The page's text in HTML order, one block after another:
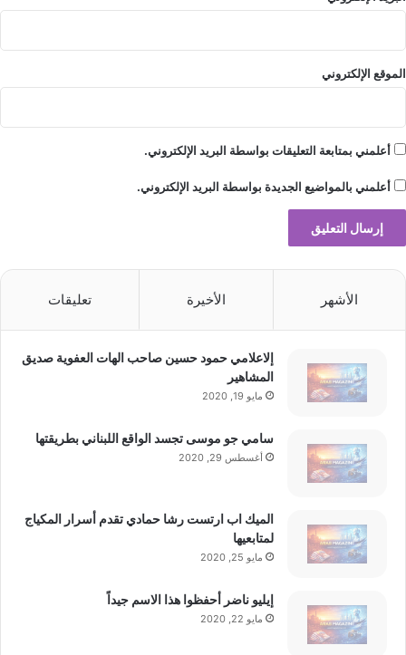
الموقع الإلكتروني
أعلمني بمتابعة التعليقات بواسطة البريد الإلكتروني.
أعلمني بالمواضيع الجديدة بواسطة البريد الإلكتروني.
الأشهر الأخيرة تعليقات
إلاعلامي حمود حسين صاحب الهات العفوية صديق
المشاهير
مايو 19, 2020
سامي جو موسى تجسد الواقع اللبناني بطريقتها
أغسطس 29, 2020
الميك اب ارتست رشا حمادي تقدم أسرار المكياج
لمتابعيها
مايو 25, 2020
إيليو ناضر أحفظوا هذا الاسم جيداً
مايو 22, 2020